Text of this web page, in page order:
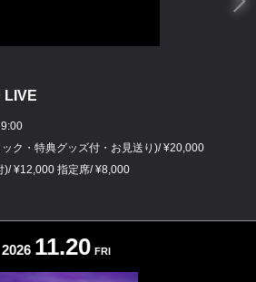
LIVE
ク・特典グッズ付・お見送り)/ ¥20,000
)/ ¥12,000 指定席/ ¥8,000
2026 11.20 FRI